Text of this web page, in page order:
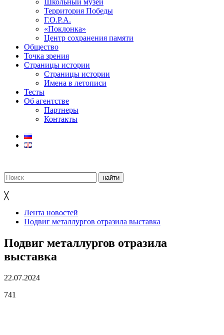
Школьный музей
Территория Победы
Г.О.Р.А.
«Поклонка»
Центр сохранения памяти
Общество
Точка зрения
Страницы истории
Страницы истории
Имена в летописи
Тесты
Об агентстве
Партнеры
Контакты
╳
Лента новостей
Подвиг металлургов отразила выставка
Подвиг металлургов отразила
выставка
22.07.2024
741